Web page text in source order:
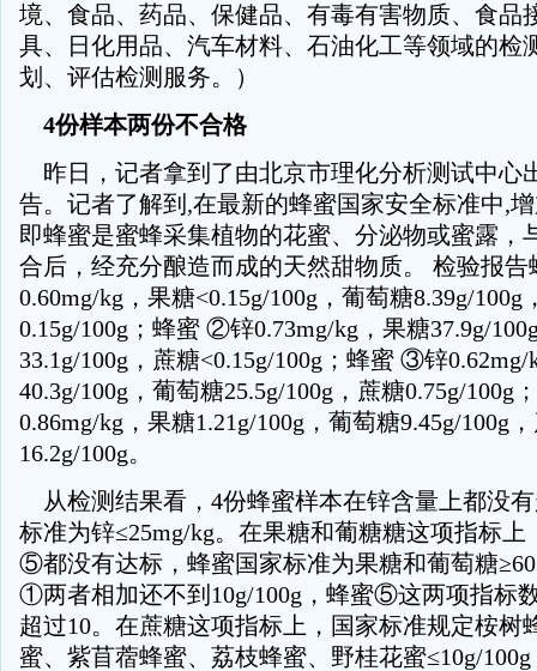
境、食品、药品、保健品、有毒有害物质、食品
具、日化用品、汽车材料、石油化工等领域的检
划、评估检测服务。）
4份样本两份不合格
昨日，记者拿到了由北京市理化分析测试中心
告。记者了解到,在最新的蜂蜜国家安全标准中,
即蜂蜜是蜜蜂采集植物的花蜜、分泌物或蜜露，
合后，经充分酿造而成的天然甜物质。 检验报
0.60mg/kg，果糖<0.15g/100g，葡萄糖8.39g/100g
0.15g/100g；蜂蜜 ②锌0.73mg/kg，果糖37.9g/
33.1g/100g，蔗糖<0.15g/100g；蜂蜜 ③锌
40.3g/100g，葡萄糖25.5g/100g，蔗糖0.75g/100g
0.86mg/kg，果糖1.21g/100g，葡萄糖9.45g/100g
16.2g/100g。
从检测结果看，4份蜂蜜样本在锌含量上都没
标准为锌≤25mg/kg。在果糖和葡糖糖这项指标
⑤都没有达标，蜂蜜国家标准为果糖和葡萄糖
①两者相加还不到10g/100g，蜂蜜⑤这两项指标
超过10。在蔗糖这项指标上，国家标准规定桉树
蜜、紫苜蓿蜂蜜、荔枝蜂蜜、野桂花蜜≤10g/